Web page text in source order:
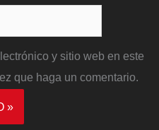
y sitio web en este
que haga un comentario.